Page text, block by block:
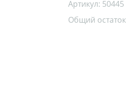
Артикул: 50445
Общий